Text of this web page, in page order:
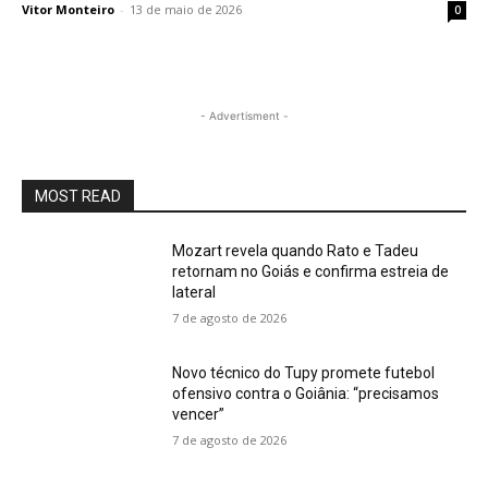
Vitor Monteiro - 13 de maio de 2026 0
- Advertisment -
MOST READ
Mozart revela quando Rato e Tadeu
retornam no Goiás e confirma estreia de
lateral
7 de agosto de 2026
Novo técnico do Tupy promete futebol
ofensivo contra o Goiânia: “precisamos
vencer”
7 de agosto de 2026